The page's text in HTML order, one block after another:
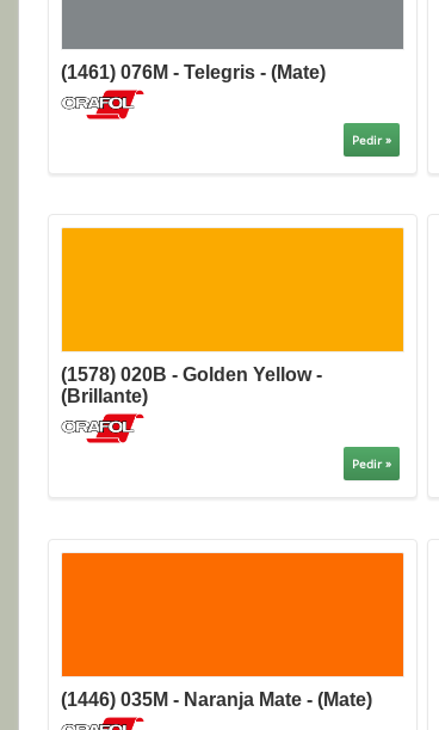
(1461) 076M - Telegris - (Mate)
Pedir »
(1578) 020B - Golden Yellow -
(Brillante)
Pedir »
(1446) 035M - Naranja Mate - (Mate)